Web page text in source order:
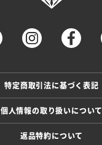
特定商取引法に基づく表記
個人情報の取り扱いについて
返品特約について